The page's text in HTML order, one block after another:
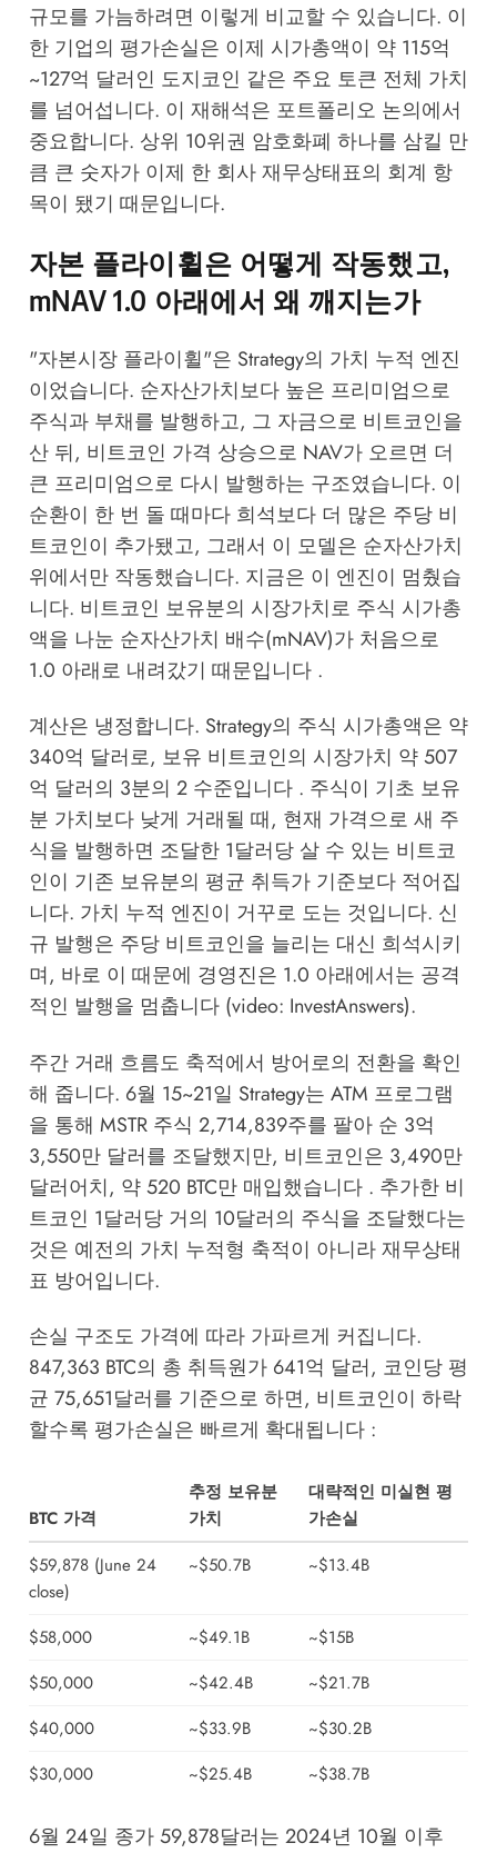
규모를 가늠하려면 이렇게 비교할 수 있습니다. 이
한 기업의 평가손실은 이제 시가총액이 약 115억
~127억 달러인 도지코인 같은 주요 토큰 전체 가치
를 넘어섭니다. 이 재해석은 포트폴리오 논의에서
중요합니다. 상위 10위권 암호화폐 하나를 삼킬 만
큼 큰 숫자가 이제 한 회사 재무상태표의 회계 항
목이 됐기 때문입니다.
자본 플라이휠은 어떻게 작동했고,
mNAV 1.0 아래에서 왜 깨지는가
"자본시장 플라이휠"은 Strategy의 가치 누적 엔진
이었습니다. 순자산가치보다 높은 프리미엄으로
주식과 부채를 발행하고, 그 자금으로 비트코인을
산 뒤, 비트코인 가격 상승으로 NAV가 오르면 더
큰 프리미엄으로 다시 발행하는 구조였습니다. 이
순환이 한 번 돌 때마다 희석보다 더 많은 주당 비
트코인이 추가됐고, 그래서 이 모델은 순자산가치
위에서만 작동했습니다. 지금은 이 엔진이 멈췄습
니다. 비트코인 보유분의 시장가치로 주식 시가총
액을 나눈 순자산가치 배수(mNAV)가 처음으로
1.0 아래로 내려갔기 때문입니다 .
계산은 냉정합니다. Strategy의 주식 시가총액은 약
340억 달러로, 보유 비트코인의 시장가치 약 507
억 달러의 3분의 2 수준입니다 . 주식이 기초 보유
분 가치보다 낮게 거래될 때, 현재 가격으로 새 주
식을 발행하면 조달한 1달러당 살 수 있는 비트코
인이 기존 보유분의 평균 취득가 기준보다 적어집
니다. 가치 누적 엔진이 거꾸로 도는 것입니다. 신
규 발행은 주당 비트코인을 늘리는 대신 희석시키
며, 바로 이 때문에 경영진은 1.0 아래에서는 공격
적인 발행을 멈춥니다 (video: InvestAnswers).
주간 거래 흐름도 축적에서 방어로의 전환을 확인
해 줍니다. 6월 15~21일 Strategy는 ATM 프로그램
을 통해 MSTR 주식 2,714,839주를 팔아 순 3억
3,550만 달러를 조달했지만, 비트코인은 3,490만
달러어치, 약 520 BTC만 매입했습니다 . 추가한 비
트코인 1달러당 거의 10달러의 주식을 조달했다는
것은 예전의 가치 누적형 축적이 아니라 재무상태
표 방어입니다.
손실 구조도 가격에 따라 가파르게 커집니다.
847,363 BTC의 총 취득원가 641억 달러, 코인당 평
균 75,651달러를 기준으로 하면, 비트코인이 하락
할수록 평가손실은 빠르게 확대됩니다 :
BTC 가격
추정 보유분
가치
대략적인 미실현 평
가손실
$59,878 (June 24
close)
~$50.7B ~$13.4B
$58,000 ~$49.1B
~$15B
$50,000
~$42.4B
~$21.7B
$40,000
~$33.9B
~$30.2B
$30,000
~$25.4B ~$38.7B
6월 24일 종가 59,878달러는 2024년 10월 이후